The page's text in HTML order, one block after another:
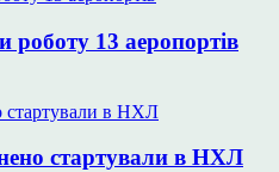
роботу 13 аеропортів
стартували в НХЛ